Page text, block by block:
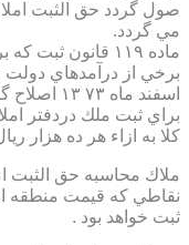
مي گردد.
ماده ۱۱۹ قانون
اسفند ماه ۷۳ ۱۳ اصلاح گرديده مقرر مي دارد:
كلا به ازاء هر ده هزار
ملاك محاسبه حق الثبت
نقاطي كه قيمت منطقه
ثبت خواهد بود .